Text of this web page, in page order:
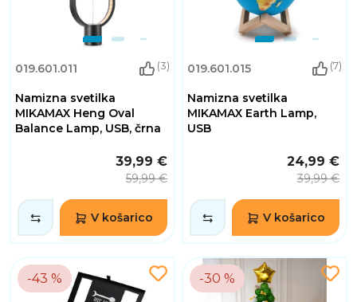
019.601.011 (3)
Namizna svetilka
MIKAMAX Heng Oval
Balance Lamp, USB, črna
39,99 €
59,99 €
V košarico
019.601.015 (7)
Namizna svetilka
MIKAMAX Earth Lamp,
USB
24,99 €
39,99 €
V košarico
-43 % -30 %